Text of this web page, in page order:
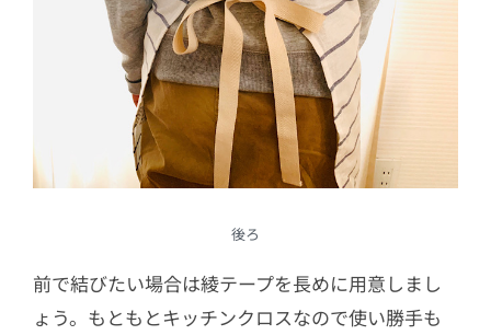
後ろ
前で結びたい場合は綾テープを長めに用意しまし
ょう。もともとキッチンクロスなので使い勝手も